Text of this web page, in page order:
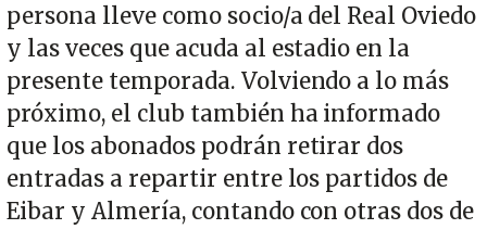
persona lleve como socio/a del Real Oviedo
y las veces que acuda al estadio en la
presente temporada. Volviendo a lo más
próximo, el club también ha informado
que los abonados podrán retirar dos
entradas a repartir entre los partidos de
Eibar y Almería, contando con otras dos de